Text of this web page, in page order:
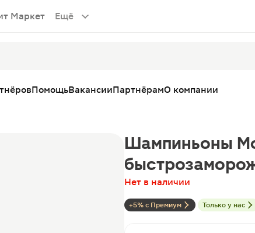
Маркет Ещё
ПомощьВакансииПартнёрамО компании
+5% с Премиум Только у нас
Шампиньоны
Нет в наличии